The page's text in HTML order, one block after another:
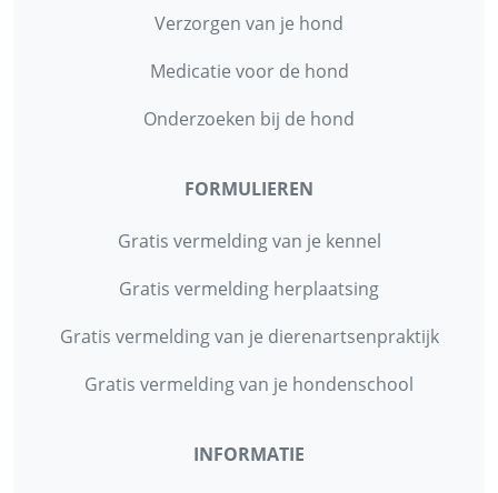
Verzorgen van je hond
Medicatie voor de hond
Onderzoeken bij de hond
FORMULIEREN
Gratis vermelding van je kennel
Gratis vermelding herplaatsing
Gratis vermelding van je dierenartsenpraktijk
Gratis vermelding van je hondenschool
INFORMATIE